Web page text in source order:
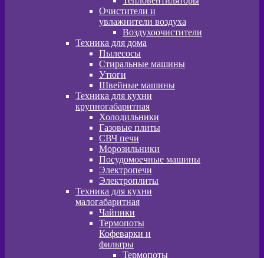
Очистители и
увлажнители воздуха
Воздухоочистители
Техника для дома
Пылeсосы
Стиральные машины
Утюги
Швейные машины
Техника для кухни
крупногабаритная
Холодильники
Газовые плиты
СВЧ печи
Морозильники
Посудомоечные машины
Электропечи
Электроплиты
Техника для кухни
малогабаритная
Чайники
Термопоты
Кофеварки и
фильтры
Термопоты